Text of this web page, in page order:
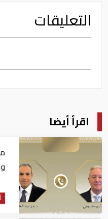
التعليقات
اقرأ أيضا